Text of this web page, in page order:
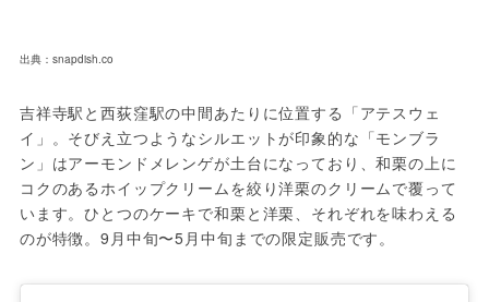
出典：snapdish.co
吉祥寺駅と西荻窪駅の中間あたりに位置する「アテスウェ
イ」。そびえ立つようなシルエットが印象的な「モンブラ
ン」はアーモンドメレンゲが土台になっており、和栗の上に
コクのあるホイップクリームを絞り洋栗のクリームで覆って
います。ひとつのケーキで和栗と洋栗、それぞれを味わえる
のが特徴。9月中旬〜5月中旬までの限定販売です。